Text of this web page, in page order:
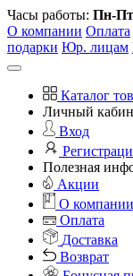
Часы работы: Пн-
О компании Оплата
подарки Юр. лицам
Каталог
Личный
Вход
Полезная
Акции
О компании
Оплата
Доставка
Возврат